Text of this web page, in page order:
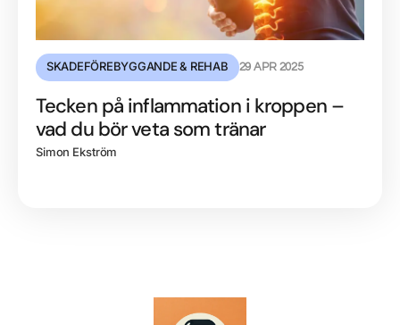
SKADEFÖREBYGGANDE & REHAB 29 APR 2025
Tecken på inflammation i kroppen –
vad du bör veta som tränar
Simon Ekström